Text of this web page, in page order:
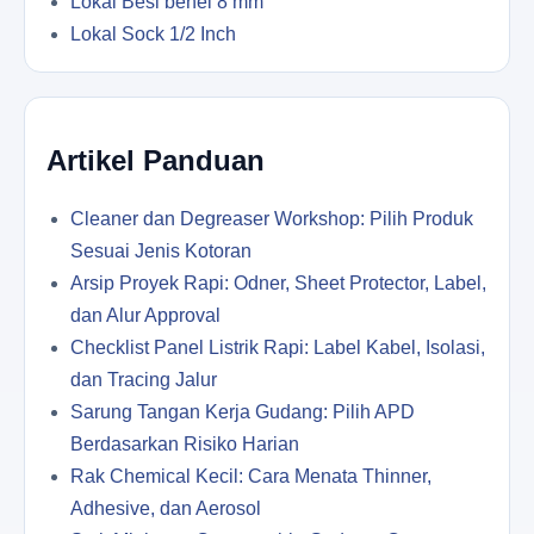
Lokal Sock 1/2 Inch
Artikel Panduan
Cleaner dan Degreaser Workshop: Pilih Produk
Sesuai Jenis Kotoran
Arsip Proyek Rapi: Odner, Sheet Protector, Label,
dan Alur Approval
Checklist Panel Listrik Rapi: Label Kabel, Isolasi,
dan Tracing Jalur
Sarung Tangan Kerja Gudang: Pilih APD
Berdasarkan Risiko Harian
Rak Chemical Kecil: Cara Menata Thinner,
Adhesive, dan Aerosol